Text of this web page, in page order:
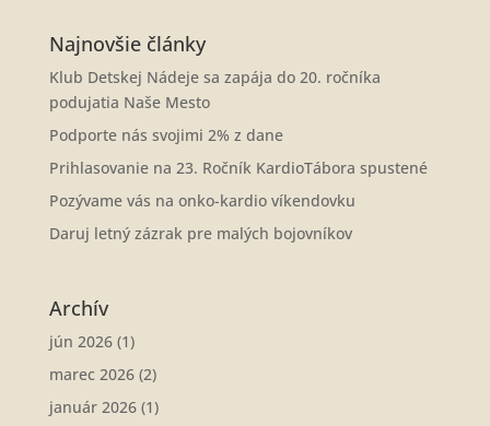
Najnovšie články
Klub Detskej Nádeje sa zapája do 20. ročníka
podujatia Naše Mesto
Podporte nás svojimi 2% z dane
Prihlasovanie na 23. Ročník KardioTábora spustené
Pozývame vás na onko-kardio víkendovku
Daruj letný zázrak pre malých bojovníkov
Archív
jún 2026(1)
marec 2026(2)
január 2026(1)